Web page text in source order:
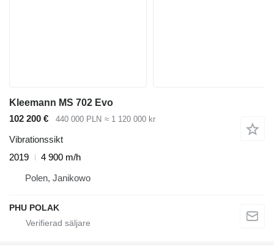
Kleemann MS 702 Evo
102 200 €
440 000 PLN ≈ 1 120 000 kr
Vibrationssikt
2019
4 900 m/h
Polen, Janikowo
PHU POLAK